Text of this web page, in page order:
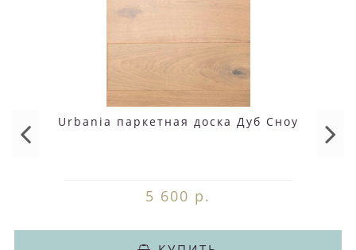
Urbania паркетная доска Дуб Сноу
5 600 р.